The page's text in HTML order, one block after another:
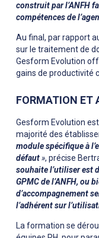
construit par l’ANFH
compétences de
Au final, par rapport
sur le traitement de
Gesform Evolution
gains de productivité
FORMATION ET
Gesform Evolution
majorité des
module spécifique à
défaut», précise
souhaite l’utiliser est
GPMC de l’ANFH, ou
d’accompagnement
l’adhérent sur
La formation se